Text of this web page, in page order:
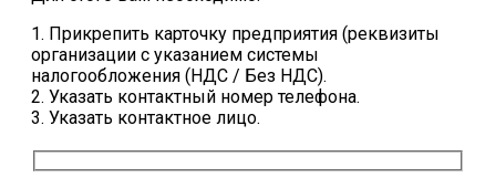
1. Прикрепить карточку предприятия (реквизиты
организации с указанием системы
налогообложения (НДС / Без НДС).
2. Указать контактный номер телефона.
3. Указать контактное лицо.